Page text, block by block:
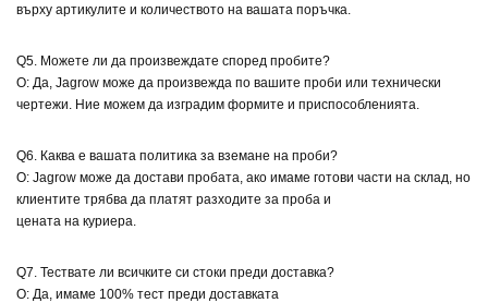
върху артикулите и количеството на вашата поръчка.
Q5. Можете ли да произвеждате според пробите?
О: Да, Jagrow може да произвежда по вашите проби или технически
чертежи. Ние можем да изградим формите и приспособленията.
Q6. Каква е вашата политика за вземане на проби?
О: Jagrow може да достави пробата, ако имаме готови части на склад, но
клиентите трябва да платят разходите за проба и
цената на куриера.
Q7. Тествате ли всичките си стоки преди доставка?
О: Да, имаме 100% тест преди доставката